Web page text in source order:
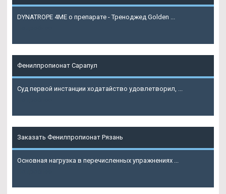
DYNATROPE 4ME о препарате - Треноджед Golden ...
Фенилпропионат Сарапул
Суд первой инстанции ходатайство удовлетворил, ...
Заказать Фенилпропионат Рязань
Основная нагрузка в перечисленных упражнениях ...